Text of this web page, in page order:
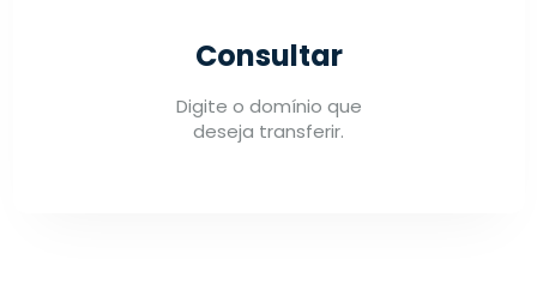
Consultar
Digite o domínio que
deseja transferir.